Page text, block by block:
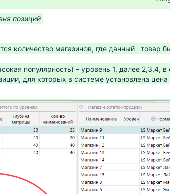
позиций
количество магазинов, где данный
товар
популярность) – уровень 1, далее 2,3,4, в
для которых в системе установлена